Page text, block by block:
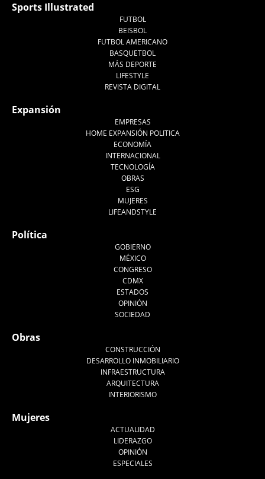
Sports Illustrated
FUTBOL
BEISBOL
FUTBOL AMERICANO
BASQUETBOL
MÁS DEPORTE
LIFESTYLE
REVISTA DIGITAL
Expansión
EMPRESAS
HOME EXPANSIÓN POLITICA
ECONOMÍA
INTERNACIONAL
TECNOLOGÍA
OBRAS
ESG
MUJERES
LIFEANDSTYLE
Política
GOBIERNO
MÉXICO
CONGRESO
CDMX
ESTADOS
OPINIÓN
SOCIEDAD
Obras
CONSTRUCCIÓN
DESARROLLO INMOBILIARIO
INFRAESTRUCTURA
ARQUITECTURA
INTERIORISMO
Mujeres
ACTUALIDAD
LIDERAZGO
OPINIÓN
ESPECIALES